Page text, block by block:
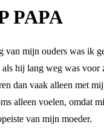
PAPA
van mijn ouders was ik
als hij lang weg was
dan vaak alleen met
alleen voelen, omdat
van mijn moeder.